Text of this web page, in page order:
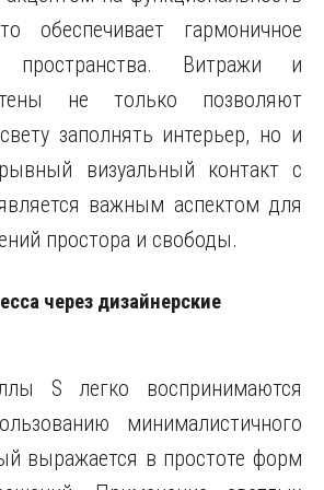
обеспечивает гармоничное
пространства. Витражи и
не только позволяют
заполнять интерьер, но и
визуальный контакт с
важным аспектом для
простора и свободы.
через дизайнерские
S легко воспринимаются
минималистичного
выражается в простоте форм